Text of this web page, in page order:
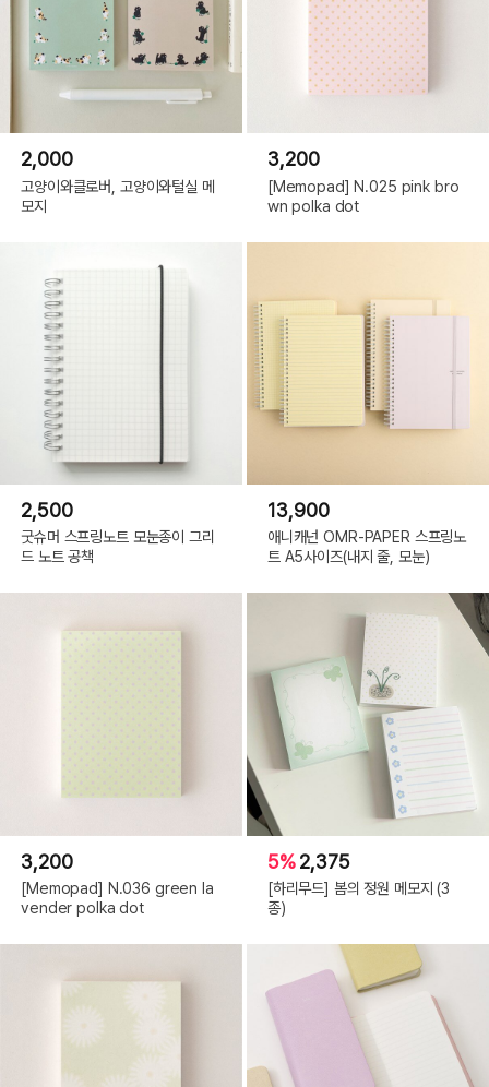
2,000
고양이와클로버, 고양이와털실 메
모지
3,200
[Memopad] N.025 pink bro
wn polka dot
2,500
굿슈머 스프링노트 모눈종이 그리
드 노트 공책
13,900
애니캐넌 OMR-PAPER 스프링노
트 A5사이즈(내지 줄, 모눈)
3,200
[Memopad] N.036 green la
vender polka dot
5%2,375
[하리무드] 봄의 정원 메모지 (3
종)